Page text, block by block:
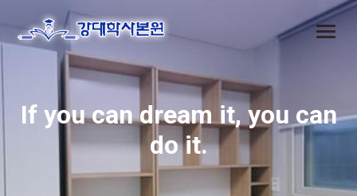
If you can dream it, you can
do it.